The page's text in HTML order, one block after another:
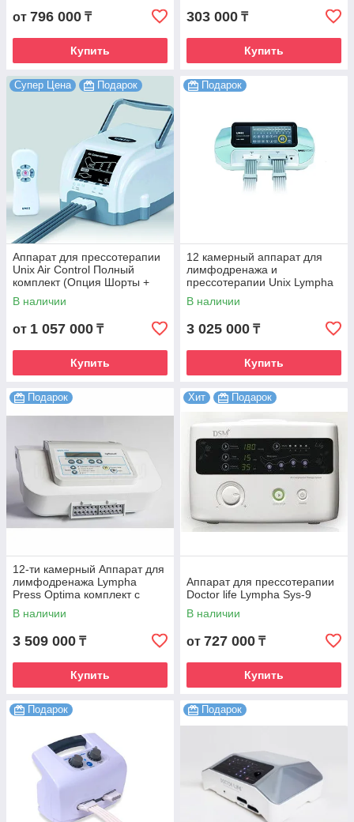
от 796 000 ₸
Купить
303 000 ₸
Купить
Супер Цена Подарок
Аппарат для прессотерапии
Unix Air Control Полный
комплект (Опция Шорты +
Опция Рука 2 шт + Т
коннектор)
В наличии
от 1 057 000 ₸
Купить
Подарок
12 камерный аппарат для
лимфодренажа и
прессотерапии Unix Lympha
Master
В наличии
3 025 000 ₸
Купить
Подарок
12-ти камерный Аппарат для
лимфодренажа Lympha
Press Optima комплект с
комбинезоном
В наличии
3 509 000 ₸
Купить
Хит Подарок
Аппарат для прессотерапии
Doctor life Lympha Sys-9
В наличии
от 727 000 ₸
Купить
Подарок Подарок